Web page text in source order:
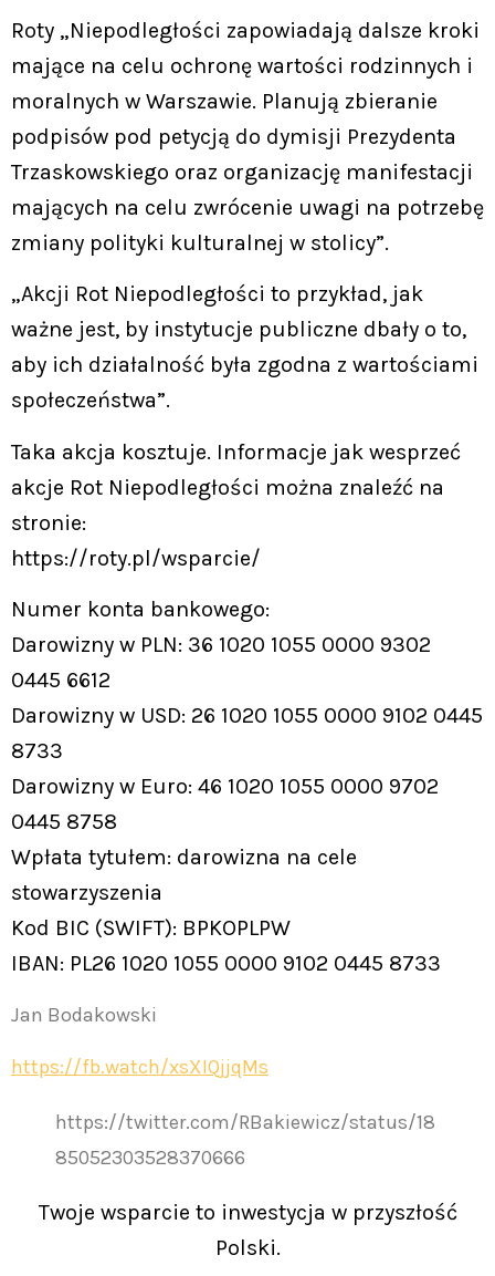
Roty „Niepodległości zapowiadają dalsze kroki
mające na celu ochronę wartości rodzinnych i
moralnych w Warszawie. Planują zbieranie
podpisów pod petycją do dymisji Prezydenta
Trzaskowskiego oraz organizację manifestacji
mających na celu zwrócenie uwagi na potrzebę
zmiany polityki kulturalnej w stolicy”.
„Akcji Rot Niepodległości to przykład, jak
ważne jest, by instytucje publiczne dbały o to,
aby ich działalność była zgodna z wartościami
społeczeństwa”.
Taka akcja kosztuje. Informacje jak wesprzeć
akcje Rot Niepodległości można znaleźć na
stronie:
https://roty.pl/wsparcie/
Numer konta bankowego:
Darowizny w PLN: 36 1020 1055 0000 9302
0445 6612
Darowizny w USD: 26 1020 1055 0000 9102 0445
8733
Darowizny w Euro: 46 1020 1055 0000 9702
0445 8758
Wpłata tytułem: darowizna na cele
stowarzyszenia
Kod BIC (SWIFT): BPKOPLPW
IBAN: PL26 1020 1055 0000 9102 0445 8733
Jan Bodakowski
https://fb.watch/xsXIQjjqMs
https://twitter.com/RBakiewicz/status/18
85052303528370666
Twoje wsparcie to inwestycja w przyszłość
Polski.